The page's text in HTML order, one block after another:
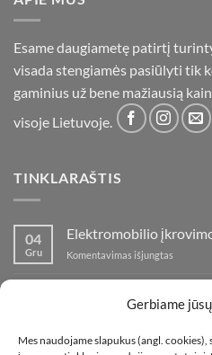
Gerbiame
Mes naudojame slapukus (angl.
Esame daugiametę patirtį
visada stengiamės pasiūlyti tik
gaminius už bene mažiausią
visoje Lietuvoje.
TINKLARAŠTIS
04
Gru
Elektromobilio
Komentavimas išjungtas
prieiga
Komentavimas išjungtasįraše
Kaip fotografuoti